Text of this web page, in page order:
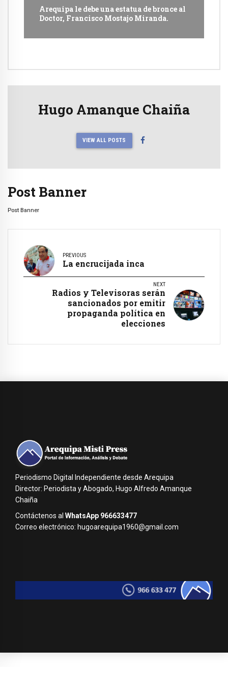
Arequipa le debe una estatua de bronce al
Doctor, Francisco Mostajo Miranda.
Hugo Amanque Chaiña
VIEW ALL POSTS
Post Banner
Post Banner
PREVIOUS
La encrucijada inca
NEXT
Radios y Televisoras serán
sancionados por emitir
propaganda política en
elecciones
Periodismo Digital Independiente desde Arequipa
Director: Periodista y Abogado, Hugo Alfredo Amanque
Chaiña
Contáctenos al WhatsApp 966633477
Correo electrónico: hugoarequipa1960@gmail.com